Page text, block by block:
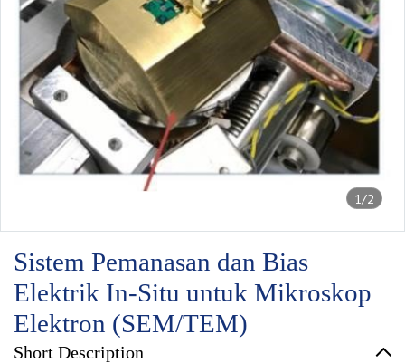
1/2
Sistem Pemanasan dan Bias
Elektrik In-Situ untuk Mikroskop
Elektron (SEM/TEM)
Short Description